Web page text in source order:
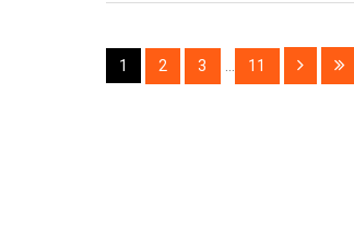
1 2 3 11